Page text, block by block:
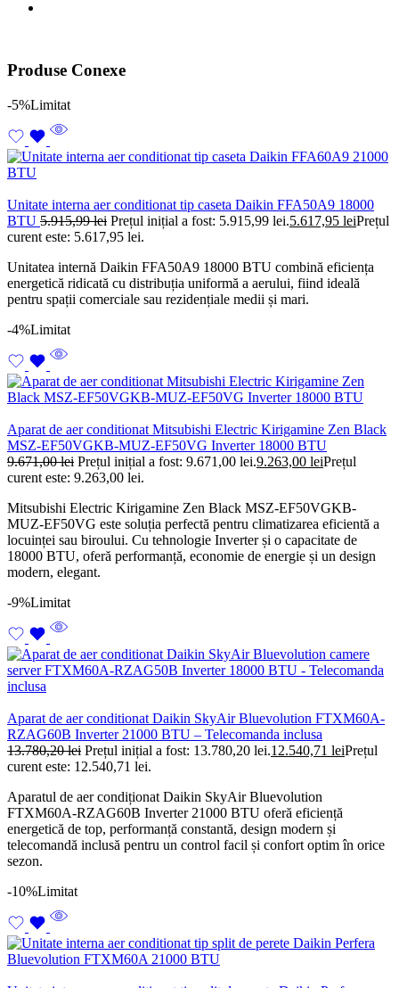
Produse Conexe
-5%Limitat
Unitate interna aer conditionat tip caseta Daikin FFA50A9 18000
BTU 5.915,99lei Prețul inițial a fost: 5.915,99 lei.5.617,95 leiPrețul
curent este: 5.617,95 lei.
Unitatea internă Daikin FFA50A9 18000 BTU combină eficiența
energetică ridicată cu distribuția uniformă a aerului, fiind ideală
pentru spații comerciale sau rezidențiale medii și mari.
-4%Limitat
Aparat de aer conditionat Mitsubishi Electric Kirigamine Zen Black
MSZ-EF50VGKB-MUZ-EF50VG Inverter 18000 BTU
9.671,00lei Prețul inițial a fost: 9.671,00 lei.9.263,00 leiPrețul
curent este: 9.263,00 lei.
Mitsubishi Electric Kirigamine Zen Black MSZ-EF50VGKB-
MUZ-EF50VG este soluția perfectă pentru climatizarea eficientă a
locuinței sau biroului. Cu tehnologie Inverter și o capacitate de
18000 BTU, oferă performanță, economie de energie și un design
modern, elegant.
-9%Limitat
Aparat de aer conditionat Daikin SkyAir Bluevolution FTXM60A-
RZAG60B Inverter 21000 BTU – Telecomanda inclusa
13.780,20lei Prețul inițial a fost: 13.780,20 lei.12.540,71 leiPrețul
curent este: 12.540,71 lei.
Aparatul de aer condiționat Daikin SkyAir Bluevolution
FTXM60A-RZAG60B Inverter 21000 BTU oferă eficiență
energetică de top, performanță constantă, design modern și
telecomandă inclusă pentru un control facil și confort optim în orice
sezon.
-10%Limitat